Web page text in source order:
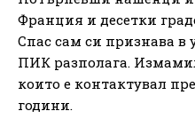
Франция и десетки
Спас сам си признава в
ПИК разполага.
които е контактувал
години.